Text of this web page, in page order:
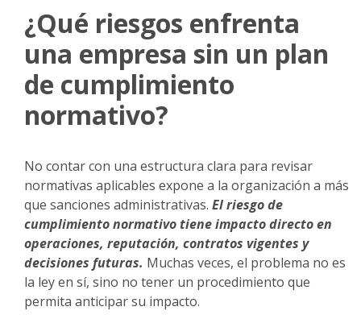
¿Qué riesgos enfrenta
una empresa sin un plan
de cumplimiento
normativo?
No contar con una estructura clara para revisar
normativas aplicables expone a la organización a más
que sanciones administrativas. El riesgo de
cumplimiento normativo tiene impacto directo en
operaciones, reputación, contratos vigentes y
decisiones futuras. Muchas veces, el problema no es
la ley en sí, sino no tener un procedimiento que
permita anticipar su impacto.